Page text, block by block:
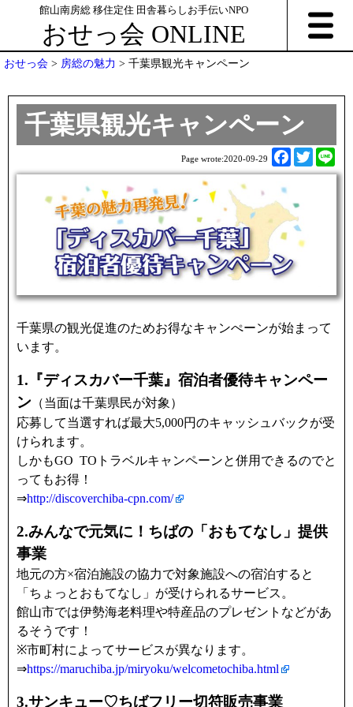
館山南房総 移住定住 田舎暮らしお手伝いNPO
おせっ会 ONLINE
おせっ会 > 房総の魅力 > 千葉県観光キャンペーン
千葉県観光キャンペーン
Page wrote:2020-09-29
F
a
e
b
o
T
w
i
千葉県の観光促進のためお得なキャンぺーンが始まって
います。
1.『ディスカバー千葉』宿泊者優待キャンペー
ン （当面は千葉県民が対象）
応募して当選すれば最大5,000円のキャッシュバックが受
けられます。
しかもGO TOトラベルキャンペーンと併用できるのでと
ってもお得！
⇒http://discoverchiba-cpn.com/
2.みんなで元気に！ちばの「おもてなし」提供
事業
地元の方×宿泊施設の協力で対象施設への宿泊すると
「ちょっとおもてなし」が受けられるサービス。
館山市では伊勢海老料理や特産品のプレゼントなどがあ
るそうです！
※市町村によってサービスが異なります。
⇒https://maruchiba.jp/miryoku/welcometochiba.html
3.サンキュー♡ちばフリー切符販売事業